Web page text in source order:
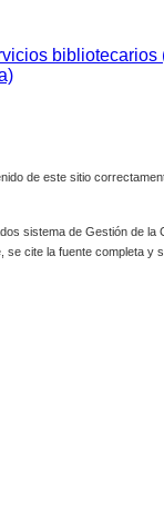
de este sitio
sistema de Gestión de la
se cite la fuente completa